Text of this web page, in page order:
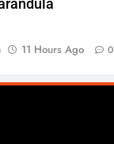
11 Hours Ago 0